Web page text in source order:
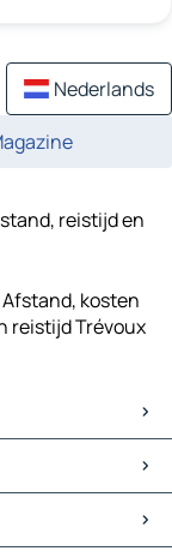
Nederlands
reistijd en
kosten
reistijd Trévoux